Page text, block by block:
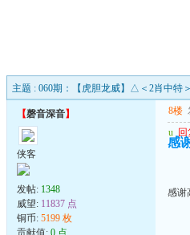
主题 : 060期：【虎胆龙威】△＜2肖中特
【磬音深音】
侠客
发帖: 1348
威望: 11837 点
铜币: 5199 枚
贡献值: 0 点
8楼
u 回
感
感谢